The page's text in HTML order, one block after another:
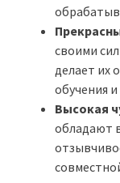
своими
делает их
обучения
Высокая
обладают